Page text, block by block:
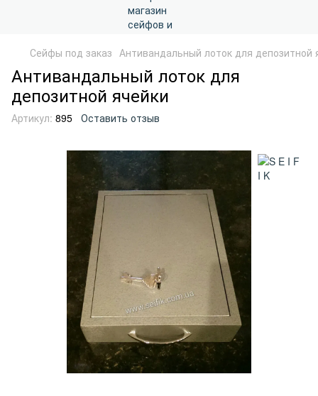
Сейфы под заказ Антивандальный лоток для депозитной
Антивандальный лоток для
депозитной ячейки
Артикул: 895 Оставить отзыв